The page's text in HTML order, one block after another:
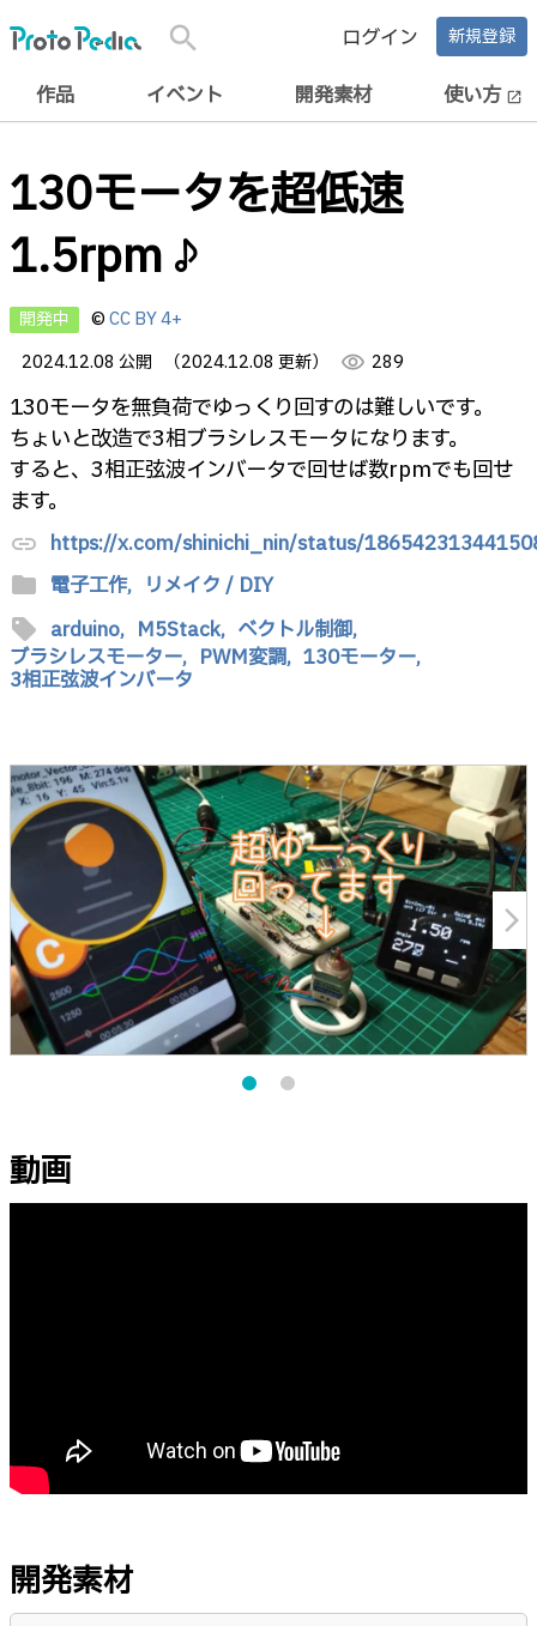
search ログイン 新規登録
作品 イベント 開発素材 使い方 open_in_new
130モータを超低速
1.5rpm♪
開発中 ©CC BY 4+
2024.12.08 公開
（2024.12.08 更新） visibility 289
130モータを無負荷でゆっくり回すのは難しいです。
ちょいと改造で3相ブラシレスモータになります。
すると、3相正弦波インバータで回せば数rpmでも回せ
ます。
link https://x.com/shinichi_nin/status/
folder 電子工作, リメイク / DIY
sell arduino, M5Stack, ベクトル制御,
ブラシレスモーター, PWM変調, 130モーター,
3相正弦波インバータ
arrow_forward_ios
動画
開発素材